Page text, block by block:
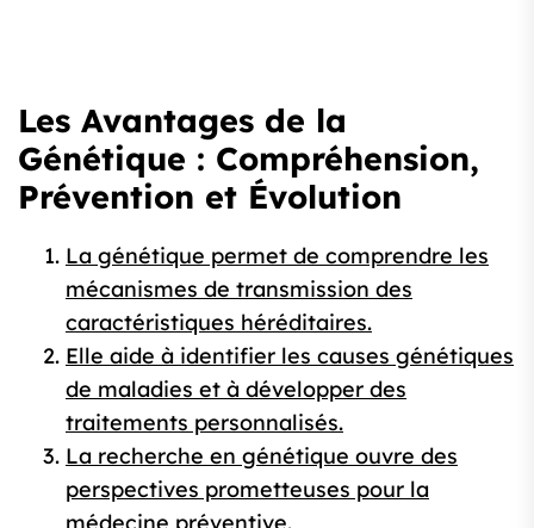
Les Avantages de la
Génétique : Compréhension,
Prévention et Évolution
La génétique permet de comprendre les
mécanismes de transmission des
caractéristiques héréditaires.
Elle aide à identifier les causes génétiques
de maladies et à développer des
traitements personnalisés.
La recherche en génétique ouvre des
perspectives prometteuses pour la